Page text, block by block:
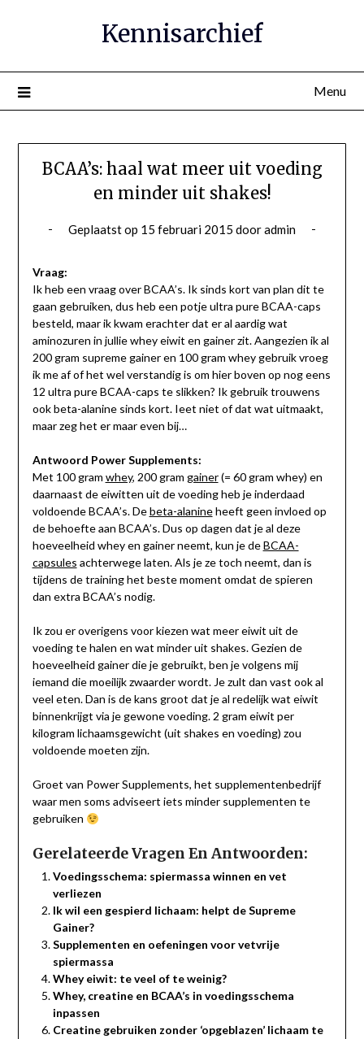
inhoud
Kennisarchief
Menu
BCAA’s: haal wat meer uit voeding
en minder uit shakes!
Geplaatst op 15 februari 2015 dooradmin
Vraag:
Ik heb een vraag over BCAA’s. Ik sinds kort van plan dit te
gaan gebruiken, dus heb een potje ultra pure BCAA-caps
besteld, maar ik kwam erachter dat er al aardig wat
aminozuren in jullie whey eiwit en gainer zit. Aangezien ik al
200 gram supreme gainer en 100 gram whey gebruik vroeg
ik me af of het wel verstandig is om hier boven op nog eens
12 ultra pure BCAA-caps te slikken? Ik gebruik trouwens
ook beta-alanine sinds kort. Ieet niet of dat wat uitmaakt,
maar zeg het er maar even bij…
Antwoord Power Supplements:
Met 100 gram whey, 200 gram gainer(= 60 gram whey) en
daarnaast de eiwitten uit de voeding heb je inderdaad
voldoende BCAA’s. Debeta-alanineheeft geen invloed op
de behoefte aan BCAA’s. Dus op dagen dat je al deze
hoeveelheid whey en gainer neemt, kun je deBCAA-
capsules achterwege laten. Als je ze toch neemt, dan is
tijdens de training het beste moment omdat de spieren
dan extra BCAA’s nodig.
Ik zou er overigens voor kiezen wat meer eiwit uit de
voeding te halen en wat minder uit shakes. Gezien de
hoeveelheid gainer die je gebruikt, ben je volgens mij
iemand die moeilijk zwaarder wordt. Je zult dan vast ook al
veel eten. Dan is de kans groot dat je al redelijk wat eiwit
binnenkrijgt via je gewone voeding. 2 gram eiwit per
kilogram lichaamsgewicht (uit shakes en voeding) zou
voldoende moeten zijn.
Groet van Power Supplements, het supplementenbedrijf
waar men soms adviseert iets minder supplementen te
gebruiken
Gerelateerde Vragen En Antwoorden:
Voedingsschema: spiermassa winnen en vet
verliezen
Ik wil een gespierd lichaam: helpt de Supreme
Gainer?
Supplementen en oefeningen voor vetvrije
spiermassa
Whey eiwit: te veel of te weinig?
Whey, creatine en BCAA’s in voedingsschema
inpassen
Creatine gebruiken zonder ‘opgeblazen’ lichaam te